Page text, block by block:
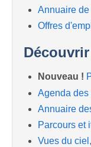
Annuaire de
Offres
Nouveau !
Agenda des
Annuaire
Parcours et
Vues du